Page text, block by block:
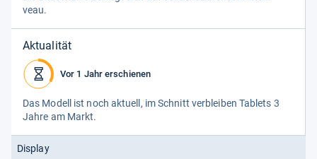
veau.
Aktualität
Vor 1 Jahr erschienen
Das Modell ist noch aktu­ell, im Schnitt ver­blei­ben Tablets 3
Jahre am Markt.
Display